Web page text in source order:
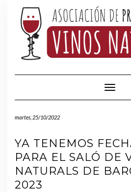
contenido
martes, 25/10/2022
YA TENEMOS
PARA EL SALÓ DE
NATURALS DE
2023